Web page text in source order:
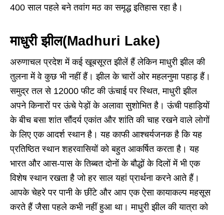
400 साल पहले बने तवांग मठ का समृद्ध इतिहास रहा है।
माधुरी झील(Madhuri Lake)
अरुणाचल प्रदेश में कई खूबसूरत झीलें हैं लेकिन माधुरी झील की
तुलना में वे कुछ भी नहीं हैं। झील के चारों ओर महलनुमा पहाड़ हैं।
समुद्र तल से 12000 फीट की ऊंचाई पर स्थित, माधुरी झील
अपने किनारों पर ऊंचे पेड़ों के अलावा सुशोभित है। ऊंची पहाड़ियों
के बीच बसा शांत सौंदर्य एकांत और शांति की चाह रखने वाले लोगों
के लिए एक आदर्श स्थान है। यह काफी आश्चर्यजनक है कि यह
प्रतिष्ठित स्थान शहरवासियों को बहुत आकर्षित करता है। यह
भारत और आस-पास के तिब्बत दोनों के बौद्धों के दिलों में भी एक
विशेष स्थान रखता है जो हर साल यहां प्रार्थना करने आते हैं।
आपके चेहरे पर पानी के छींटे और आप एक ऐसा कायाकल्प महसूस
करते हैं जैसा पहले कभी नहीं हुआ था। माधुरी झील की यात्रा को